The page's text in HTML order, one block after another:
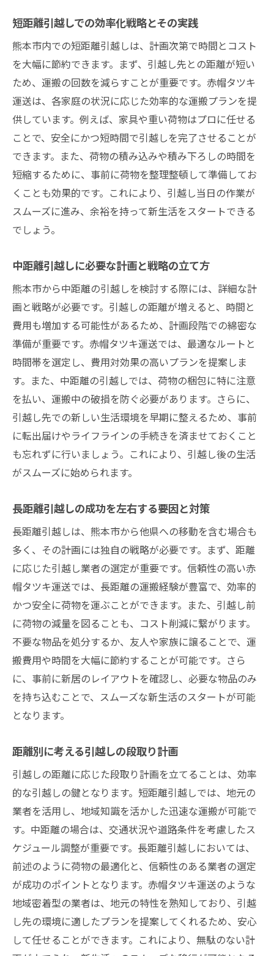
短距離引越しでの効率化戦略とその実践
熊本市内での短距離引越しは、計画次第で時間とコスト
を大幅に節約できます。まず、引越し先との距離が短い
ため、運搬の回数を減らすことが重要です。赤帽タツキ
運送は、各家庭の状況に応じた効率的な運搬プランを提
供しています。例えば、家具や重い荷物はプロに任せる
ことで、安全にかつ短時間で引越しを完了させることが
できます。また、荷物の積み込みや積み下ろしの時間を
短縮するために、事前に荷物を整理整頓して準備してお
くことも効果的です。これにより、引越し当日の作業が
スムーズに進み、余裕を持って新生活をスタートできる
でしょう。
中距離引越しに必要な計画と戦略の立て方
熊本市から中距離の引越しを検討する際には、詳細な計
画と戦略が必要です。引越しの距離が増えると、時間と
費用も増加する可能性があるため、計画段階での綿密な
準備が重要です。赤帽タツキ運送では、最適なルートと
時間帯を選定し、費用対効果の高いプランを提案しま
す。また、中距離の引越しでは、荷物の梱包に特に注意
を払い、運搬中の破損を防ぐ必要があります。さらに、
引越し先での新しい生活環境を早期に整えるため、事前
に転出届けやライフラインの手続きを済ませておくこと
も忘れずに行いましょう。これにより、引越し後の生活
がスムーズに始められます。
長距離引越しの成功を左右する要因と対策
長距離引越しは、熊本市から他県への移動を含む場合も
多く、その計画には独自の戦略が必要です。まず、距離
に応じた引越し業者の選定が重要です。信頼性の高い赤
帽タツキ運送では、長距離の運搬経験が豊富で、効率的
かつ安全に荷物を運ぶことができます。また、引越し前
に荷物の減量を図ることも、コスト削減に繋がります。
不要な物品を処分するか、友人や家族に譲ることで、運
搬費用や時間を大幅に節約することが可能です。さら
に、事前に新居のレイアウトを確認し、必要な物品のみ
を持ち込むことで、スムーズな新生活のスタートが可能
となります。
距離別に考える引越しの段取り計画
引越しの距離に応じた段取り計画を立てることは、効率
的な引越しの鍵となります。短距離引越しでは、地元の
業者を活用し、地域知識を活かした迅速な運搬が可能で
す。中距離の場合は、交通状況や道路条件を考慮したス
ケジュール調整が重要です。長距離引越しにおいては、
前述のように荷物の最適化と、信頼性のある業者の選定
が成功のポイントとなります。赤帽タツキ運送のような
地域密着型の業者は、地元の特性を熟知しており、引越
し先の環境に適したプランを提案してくれるため、安心
して任せることができます。これにより、無駄のない計